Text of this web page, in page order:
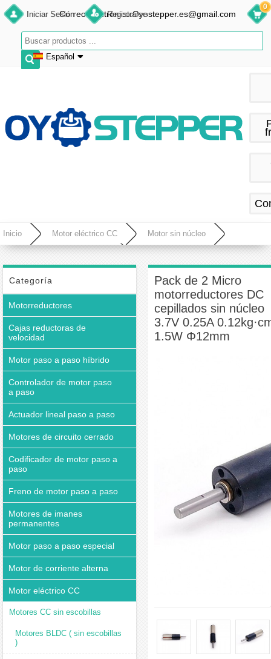
Iniciar Sesión Registrarse
Español
Français
Español
Correo electrónico:Oyostepper.es@gmail.com
0
Inicio Motor eléctrico CC Motor sin núcleo
cepillados sin núcleo 3.7V 0.25A 0.12kg·cm 1.5W Φ12mm
Categoría
Motorreductores
Cajas reductoras de
velocidad
Motor paso a paso híbrido
Controlador de motor paso
a paso
Actuador lineal paso a paso
Motores de circuito cerrado
Codificador de motor paso a
paso
Freno de motor paso a paso
Motores de imanes
permanentes
Motor paso a paso especial
Motor de corriente alterna
Motor eléctrico CC
Motores CC sin escobillas
Motores BLDC ( sin escobillas
)
Pack de 2 Micro
motorreductores DC
cepillados sin núcleo
3.7V 0.25A
1.5W Φ12mm